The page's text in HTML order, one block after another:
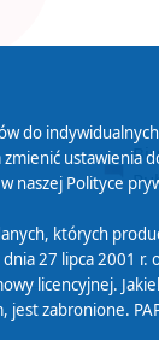
do
ustawienia
naszej Polityce
których
27 lipca 2001 r.
licencyjnej.
zabronione.